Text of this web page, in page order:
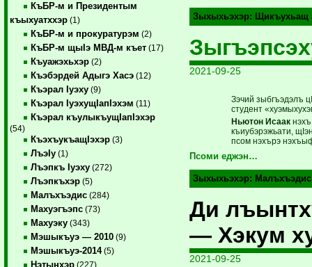
КъБР-м и Президентым
къыхуатххэр (1)
КъБР-м и прокуратурэм (2)
КъБР-м щыIэ МВД-м къет (17)
Къуажэхьхэр (2)
Къэбэрдей Адыгэ Хасэ (12)
Къэрал Iуэху (9)
Къэрал IуэхущIапIэхэм (11)
Къэрал къулыкъущIапIэхэр
(54)
КъэхъукъащIэхэр (3)
ЛъэIу (1)
Лъэпкъ Iуэху (272)
Лъэпкъхэр (5)
Малъхъэдис (284)
Махуэгъэпс (73)
Махуэку (343)
Мэшыкъуэ — 2010 (9)
Мэшыкъуэ-2014(5)
Нэтынхэр (227)
Зыхыхьэхэр: Щикъухьащ
2021-09-25
Зэчий зыбгъэдэлъ
студент
Ньютон Исаакнэхъ
къиубэрэжьати,
псом нэхърэ
Псоми еджэн…
Зыхыхьэхэр: Малъхъэдис
Ди
— Хэкум
2021-09-25